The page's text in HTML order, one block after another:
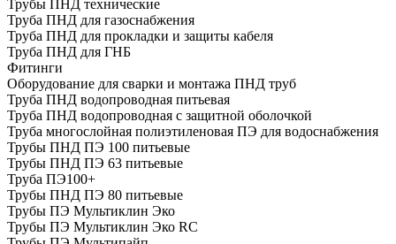
Трубы ПНД технические
Труба ПНД для газоснабжения
Труба ПНД для прокладки и защиты кабеля
Труба ПНД для ГНБ
Фитинги
Оборудование для сварки и монтажа ПНД труб
Труба ПНД водопроводная питьевая
Труба ПНД водопроводная с защитной оболочкой
Труба многослойная полиэтиленовая ПЭ для водоснабжения
Трубы ПНД ПЭ 100 питьевые
Трубы ПНД ПЭ 63 питьевые
Труба ПЭ100+
Трубы ПНД ПЭ 80 питьевые
Трубы ПЭ Мультиклин Эко
Трубы ПЭ Мультиклин Эко RC